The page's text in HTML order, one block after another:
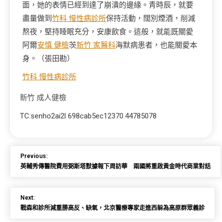
面，她的表情已經到達了崩潰的邊緣。青時辰，就要
盡量做到 竹科 慢性病診所保持活動，闊別煙酒，削減
熬夜，堅持睡眠充分，安康飲食。這般，就能既關愛
阿爾安慎 健檢茨新竹 家醫科海默病患者，也能關愛本
身。（張田勘）
竹科 慢性病診所
新竹 成人健檢
TC:senho2ai2l 698cab5ec12370.44785078
Previous:
英輔秀傳醫院費用弼斯塔默據報下周訪華 兩國將重啟黃金時代商業對話
Next:
戰森和診所減重勝高反、缺氧，北京醫療專家走進西躲為高原群眾義診